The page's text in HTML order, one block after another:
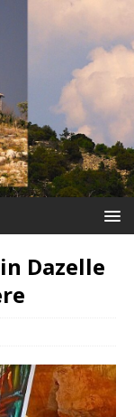
Dazelle